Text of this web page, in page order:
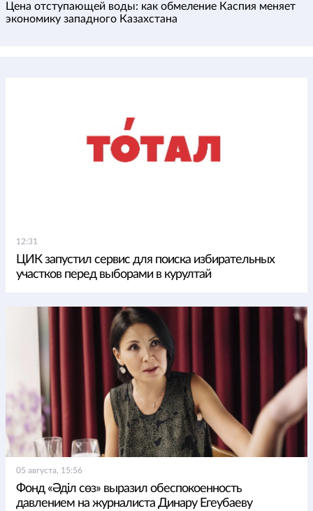
Цена отступающей воды: как обмеление Каспия меняет
экономику западного Казахстана
12:31
ЦИК запустил сервис для поиска избирательных
участков перед выборами в курултай
05 августа, 15:56
Фонд «Әділ сөз» выразил обеспокоенность
давлением на журналиста Динару Егеубаеву